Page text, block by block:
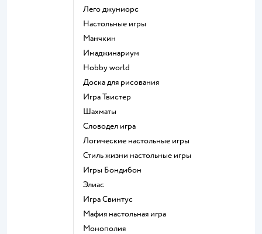
Лего джуниорс
Настольные игры
Манчкин
Имаджинариум
Hobby world
Доска для рисования
Игра Твистер
Шахматы
Словодел игра
Логические настольные игры
Стиль жизни настольные игры
Игры Бондибон
Элиас
Игра Свинтус
Мафия настольная игра
Монополия